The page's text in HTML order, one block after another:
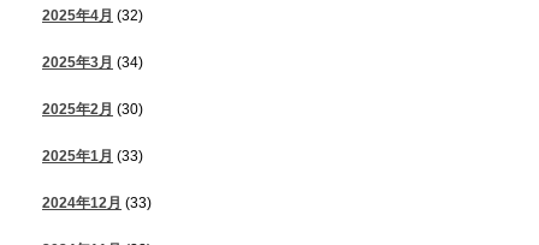
2025年4月 (32)
2025年3月 (34)
2025年2月 (30)
2025年1月 (33)
2024年12月 (33)